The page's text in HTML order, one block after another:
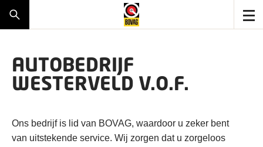
AUTOBEDRIJF
WESTERVELD V.O.F.
Ons bedrijf is lid van BOVAG, waardoor u zeker bent
van uitstekende service. Wij zorgen dat u zorgeloos